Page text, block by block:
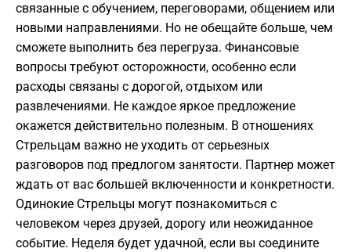
связанные с обучением, переговорами, общением или
новыми направлениями. Но не обещайте больше, чем
сможете выполнить без перегруза. Финансовые
вопросы требуют осторожности, особенно если
расходы связаны с дорогой, отдыхом или
развлечениями. Не каждое яркое предложение
окажется действительно полезным. В отношениях
Стрельцам важно не уходить от серьезных
разговоров под предлогом занятости. Партнер может
ждать от вас большей включенности и конкретности.
Одинокие Стрельцы могут познакомиться с
человеком через друзей, дорогу или неожиданное
событие. Неделя будет удачной, если вы соедините